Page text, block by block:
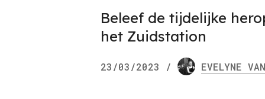
Beleef de tijdelijke
het Zuidstation
23/03/2023 / EVELYNE